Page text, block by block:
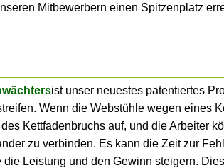
Mitbewerbern einen Spitzenplatz
ist unser neuestes patentiertes
Wenn die Webstühle wegen eines
Kettfadenbruchs auf, und die Arbeiter
zu verbinden. Es kann die Zeit zur
Leistung und den Gewinn steigern.